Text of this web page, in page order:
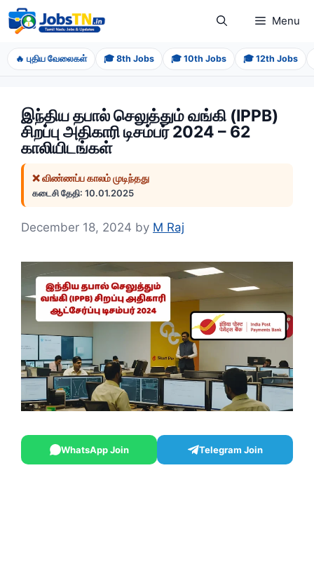
Skip
to
content
Menu
🔥 புதிய வேலைகள் 🎓 8th Jobs 🎓 10th Jobs 🎓 12th Jobs
இந்திய தபால் செலுத்தும் வங்கி (IPPB)
சிறப்பு அதிகாரி டிசம்பர் 2024 – 62
காலியிடங்கள்
❌ விண்ணப்ப காலம் முடிந்தது
கடைசி தேதி: 10.01.2025
December 18, 2024 by M Raj
WhatsApp Join Telegram Join